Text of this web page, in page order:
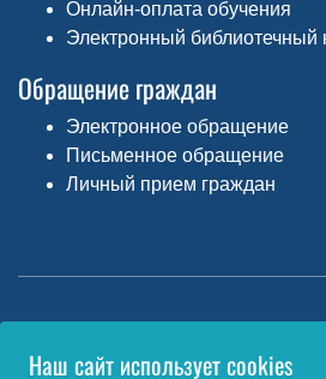
Онлайн-оплата обучения
Электронный библиотечный
Обращение граждан
Электронное обращение
Письменное обращение
Личный прием граждан
Министерство науки и
Наш сайт использует cookies